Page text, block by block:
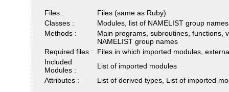
Files :
Files (same as Ruby)
Classes :
Modules, list of NAMELIST group names
Methods :
Main programs, subroutines, functions,
NAMELIST group names
Required files :
Files in which imported modules,
Included
Modules :
List of imported modules
Attributes :
List of derived types, List of imported